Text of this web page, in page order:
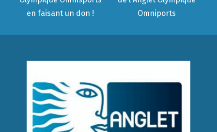
en faisant un don !
Omniports